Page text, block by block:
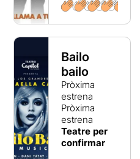
Bailo
bailo
Pròxima
estrena
Pròxima
estrena
Teatre per
confirmar